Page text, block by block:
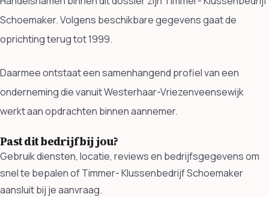
Schoemaker. Volgens beschikbare gegevens gaat de
oprichting terug tot 1999.
Daarmee ontstaat een samenhangend profiel van een
onderneming die vanuit Westerhaar-Vriezenveensewijk
werkt aan opdrachten binnen aannemer.
Past dit bedrijf bij jou?
Gebruik diensten, locatie, reviews en bedrijfsgegevens om
snel te bepalen of Timmer- Klussenbedrijf Schoemaker
aansluit bij je aanvraag.